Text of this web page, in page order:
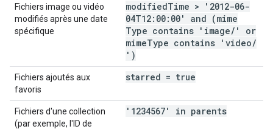
Fichiers image ou vidéo
modifiés après une date
spécifique
modifiedTime > '2012-06-
04T12:00:00' and (mime
Type contains 'image/ ' or
mimeType contains 'video/
')
Fichiers ajoutés aux
favoris
starred = true
Fichiers d'une collection
(par exemple, l'ID de
'1234567' in parents